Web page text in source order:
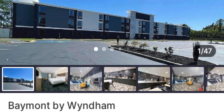
1/47
Baymont by Wyndham
Оценка в звезди: 2.5 звезди